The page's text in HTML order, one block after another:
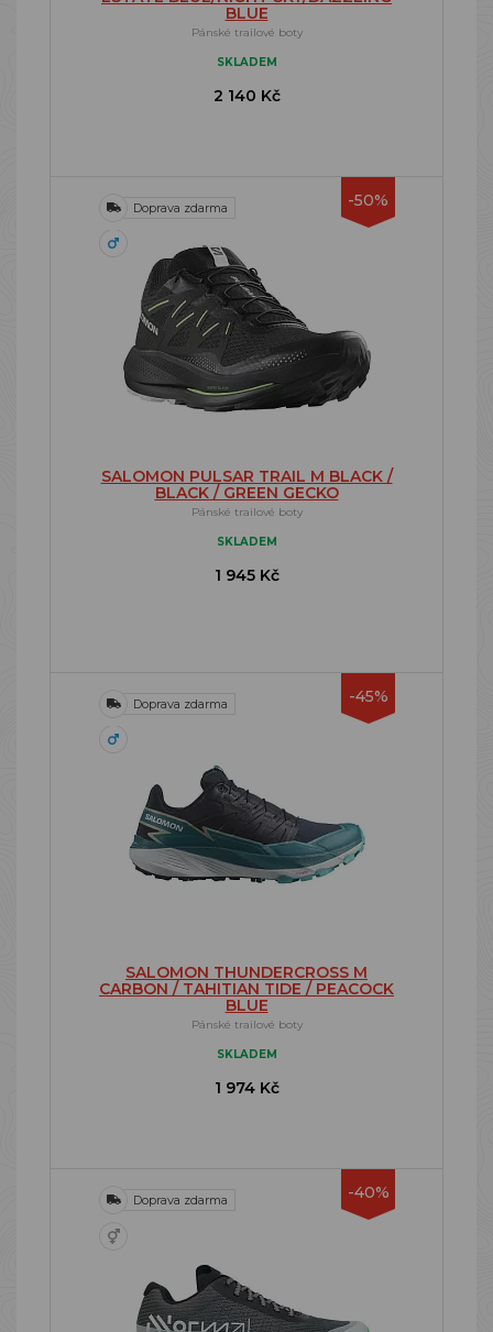
BLUE
Pánské trailové boty
SKLADEM
2 140 Kč
-50%
Doprava zdarma
SALOMON PULSAR TRAIL M BLACK /
BLACK / GREEN GECKO
Pánské trailové boty
SKLADEM
1 945 Kč
-45%
Doprava zdarma
SALOMON THUNDERCROSS M
CARBON / TAHITIAN TIDE / PEACOCK
BLUE
Pánské trailové boty
SKLADEM
1 974 Kč
-40%
Doprava zdarma